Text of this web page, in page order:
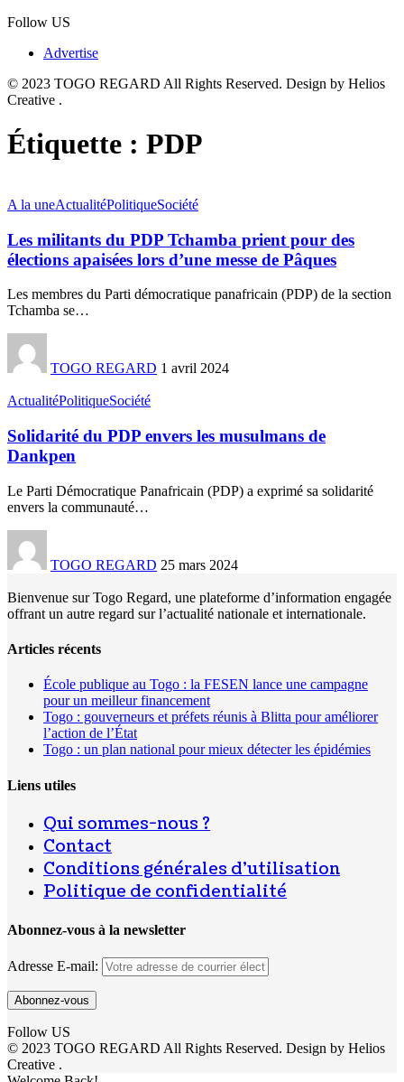
Follow US
Advertise
© 2023 TOGO REGARD All Rights Reserved. Design by Helios
Creative .
Étiquette : PDP
A la uneActualitéPolitiqueSociété
Les militants du PDP Tchamba prient pour des
élections apaisées lors d’une messe de Pâques
Les membres du Parti démocratique panafricain (PDP) de la section
Tchamba se…
TOGO REGARD 1 avril 2024
ActualitéPolitiqueSociété
Solidarité du PDP envers les musulmans de
Dankpen
Le Parti Démocratique Panafricain (PDP) a exprimé sa solidarité
envers la communauté…
TOGO REGARD 25 mars 2024
Bienvenue sur Togo Regard, une plateforme d’information engagée
offrant un autre regard sur l’actualité nationale et internationale.
Articles récents
École publique au Togo : la FESEN lance une campagne
pour un meilleur financement
Togo : gouverneurs et préfets réunis à Blitta pour améliorer
l’action de l’État
Togo : un plan national pour mieux détecter les épidémies
Liens utiles
Qui sommes-nous ?
Contact
Conditions générales d’utilisation
Politique de confidentialité
Abonnez-vous à la newsletter
Adresse E-mail:
Follow US
© 2023 TOGO REGARD All Rights Reserved. Design by Helios
Creative .